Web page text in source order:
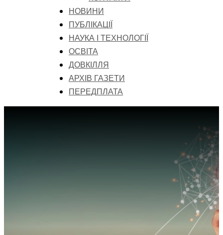
НОВИНИ
ПУБЛІКАЦІЇ
НАУКА І ТЕХНОЛОГІЇ
ОСВІТА
ДОВКІЛЛЯ
АРХІВ ГАЗЕТИ
ПЕРЕДПЛАТА